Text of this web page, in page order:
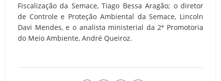
Fiscalização da Semace, Tiago Bessa Aragão; o diretor
de Controle e Proteção Ambiental da Semace, Lincoln
Davi Mendes, e o analista ministerial da 2ª Promotoria
do Meio Ambiente, André Queiroz.